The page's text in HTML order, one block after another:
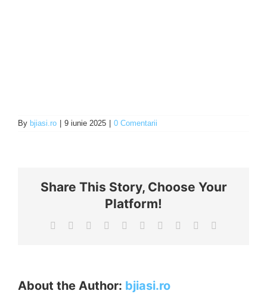
By bjiasi.ro 9 iunie 2025 0 Comentarii
Share This Story, Choose Your
Platform!
Facebook Reddit LinkedInWhatsApp
TumblrPinterest Xing
About the Author: bjiasi.ro